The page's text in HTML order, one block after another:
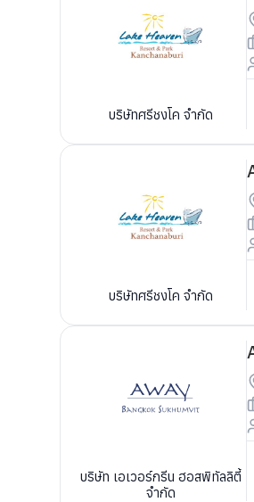
บริษัทศรีชงโค จำกัด
บริษัทศรีชงโค จำกัด
บริษัท เอเวอร์กรีน ฮอสพิทัลลิตี้
จำกัด